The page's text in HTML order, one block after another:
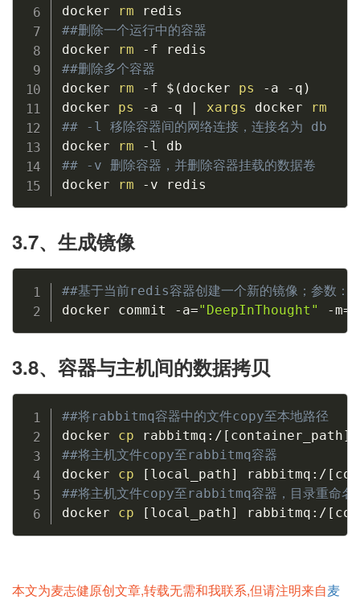
docker
rm
##删除一个运行中的容器
docker
rm
##删除多个容器
docker
rm -f $( docker ps -a -q )
docker ps -a -q xargs docker
rm
## -l 移除容器间的网络连接，连接名为 db
docker
rm
## -v 删除容器，并删除容器挂载的数据卷
docker
rm -v redis
3.7、生成镜像
##基于当前redis容器创建一个新的镜像；参数
docker commit -a="DeepInThought" -m=
3.8、容器与主机间的数据拷贝
##将rabbitmq容器中的文件copy至本地路径
docker cp rabbitmq:/ [ container_path]
##将主机文件copy至rabbitmq容器
docker cp [ local_path] rabbitmq:/ [
##将主机文件copy至rabbitmq容器，目录重命
docker cp [ local_path] rabbitmq:/ [
本文为麦志健原创文章,转载无需和我联系,但请注明来自麦